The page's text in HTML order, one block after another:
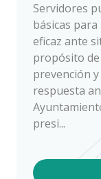
Servidores
básicas
eficaz ante
propósito
prevención
respuesta
presi...